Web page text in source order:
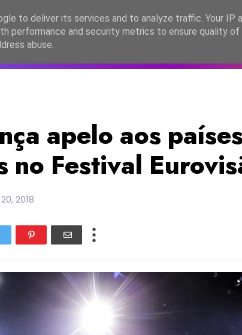
FC2026 EASC2026 PORTUGAL
apelo aos países
no Festival
2018
to deliver its services and to analyze traffic. Your IP
performance and security metrics to ensure quality of
abuse.